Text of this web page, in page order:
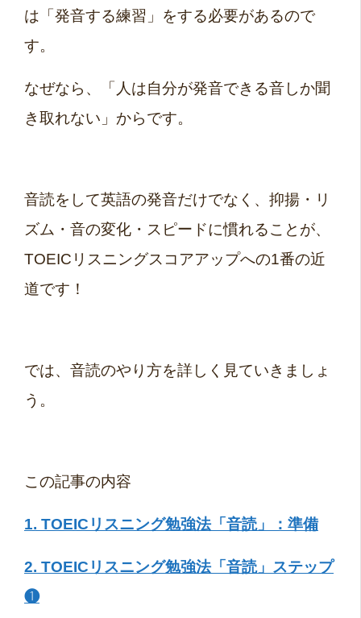
は「発音する練習」をする必要があるので
す。
なぜなら、「人は自分が発音できる音しか聞
き取れない」からです。
音読をして英語の発音だけでなく、抑揚・リ
ズム・音の変化・スピードに慣れることが、
TOEICリスニングスコアアップへの1番の近
道です！
では、音読のやり方を詳しく見ていきましょ
う。
この記事の内容
1. TOEICリスニング勉強法「音読」：準備
2. TOEICリスニング勉強法「音読」ステップ
❶